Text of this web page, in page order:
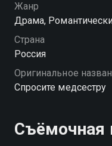
устраивается
больнице.
Жанр
Драма,
Страна
Россия
Оригинальное
Спросите медсестру
Съёмочная